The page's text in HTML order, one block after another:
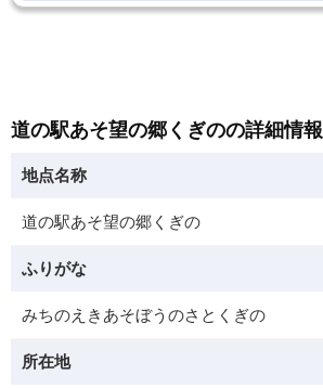
道の駅あそ望の郷くぎのの詳細情報
地点名称
道の駅あそ望の郷くぎの
ふりがな
みちのえきあそぼうのさとくぎの
所在地